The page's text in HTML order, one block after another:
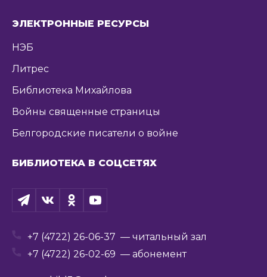
ЭЛЕКТРОННЫЕ РЕСУРСЫ
НЭБ
Литрес
Библиотека Михайлова
Войны священные страницы
Белгородские писатели о войне
БИБЛИОТЕКА В СОЦСЕТЯХ
+7 (4722) 26-06-37 — читальный зал
+7 (4722) 26-02-69 — абонемент